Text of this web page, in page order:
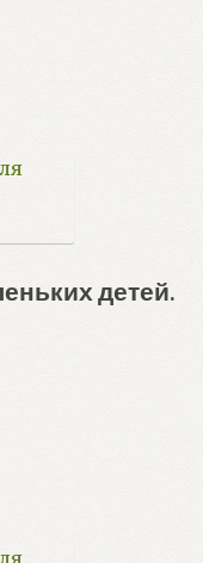
детей.